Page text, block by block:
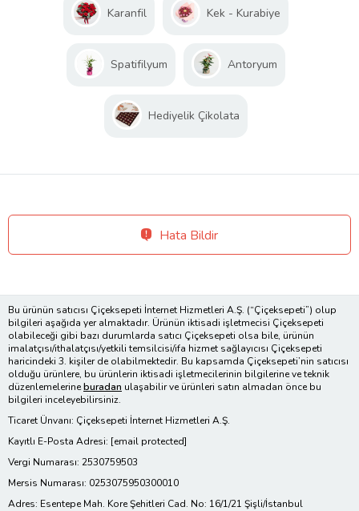
Karanfil Kek - Kurabiye
Spatifilyum Antoryum
Hediyelik Çikolata
Hata Bildir
Bu ürünün satıcısı Çiçeksepeti İnternet Hizmetleri A.Ş. (“Çiçeksepeti”) olup
bilgileri aşağıda yer almaktadır. Ürünün iktisadi işletmecisi Çiçeksepeti
olabileceği gibi bazı durumlarda satıcı Çiçeksepeti olsa bile, ürünün
imalatçısı/ithalatçısı/yetkili temsilcisi/ifa hizmet sağlayıcısı Çiçeksepeti
haricindeki 3. kişiler de olabilmektedir. Bu kapsamda Çiçeksepeti’nin satıcısı
olduğu ürünlere, bu ürünlerin iktisadi işletmecilerinin bilgilerine ve teknik
düzenlemelerineburadan ulaşabilir ve ürünleri satın almadan önce bu
bilgileri inceleyebilirsiniz.
Ticaret Ünvanı: Çiçeksepeti İnternet Hizmetleri A.Ş.
Kayıtlı E-Posta Adresi: [email protected]
Vergi Numarası: 2530759503
Mersis Numarası: 0253075950300010
Adres: Esentepe Mah. Kore Şehitleri Cad. No: 16/1/21 Şişli/İstanbul